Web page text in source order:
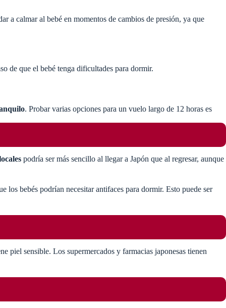
a calmar al bebé en momentos de cambios de presión, ya que
de que el bebé tenga dificultades para dormir.
. Probar varias opciones para un vuelo largo de 12 horas es
podría ser más sencillo al llegar a Japón que al regresar, aunque
los bebés podrían necesitar antifaces para dormir. Esto puede ser
piel sensible. Los supermercados y farmacias japonesas tienen